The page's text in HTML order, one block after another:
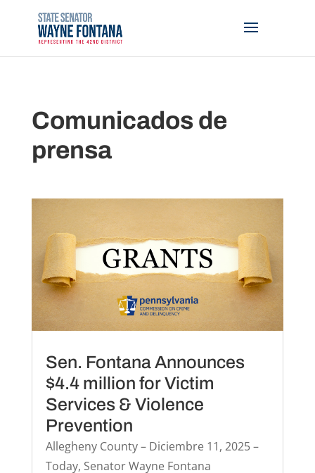
Comunicados de
prensa
Sen. Fontana Announces
$4.4 million for Victim
Services & Violence
Prevention
Allegheny County – Diciembre 11, 2025 –
Today, Senator Wayne Fontana